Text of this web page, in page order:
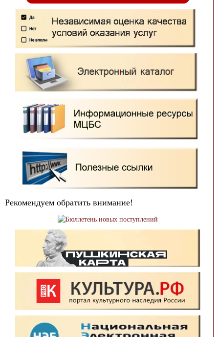
Рекомендуем обратить внимание!